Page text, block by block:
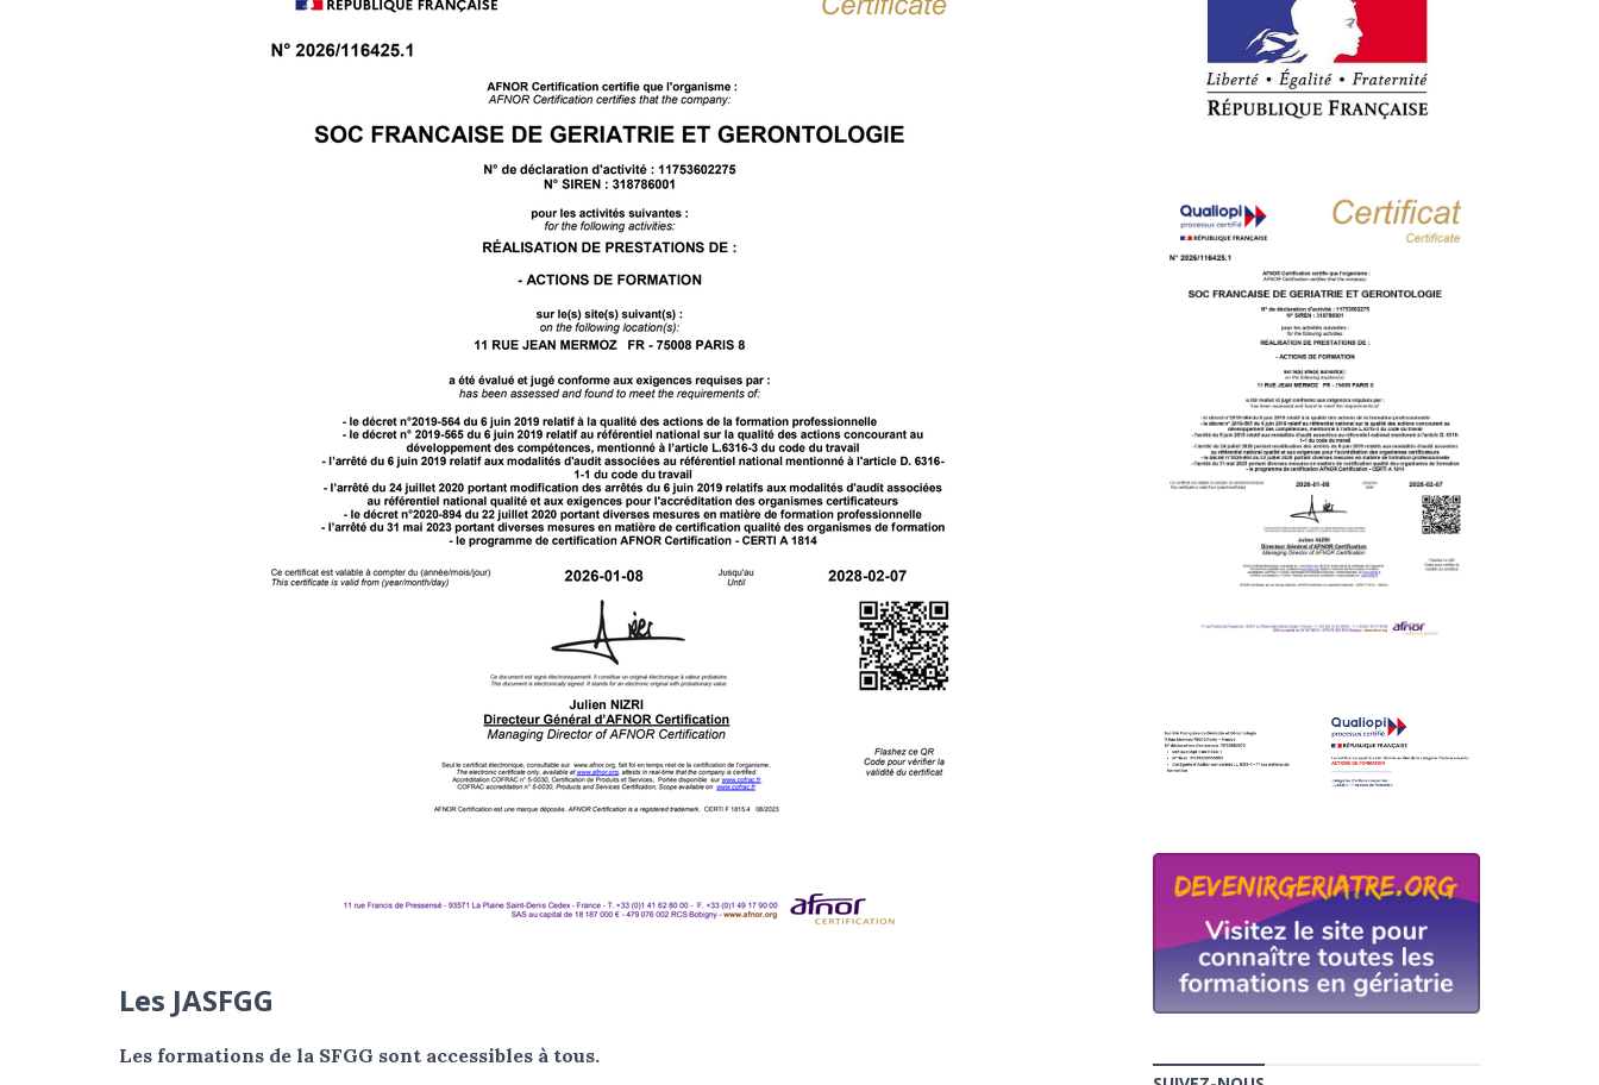
Les JASFGG
Les formations de la SFGG sont accessibles à tous.